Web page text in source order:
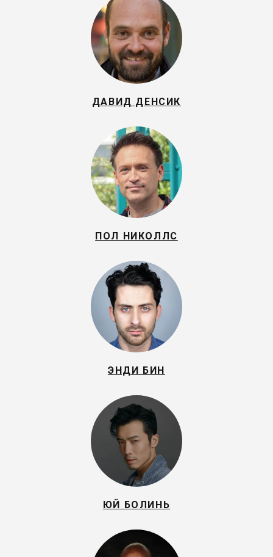
ДАВИД ДЕНСИК
ПОЛ НИКОЛЛС
ЭНДИ БИН
ЮЙ БОЛИНЬ